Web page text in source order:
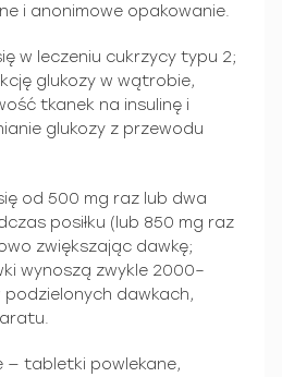
i anonimowe opakowanie.
w leczeniu cukrzycy typu 2;
glukozy w wątrobie,
tkanek na insulinę i
glukozy z przewodu
od 500 mg raz lub dwa
posiłku (lub 850 mg raz
zwiększając dawkę;
wynoszą zwykle 2000–
dawkach,
— tabletki powlekane,